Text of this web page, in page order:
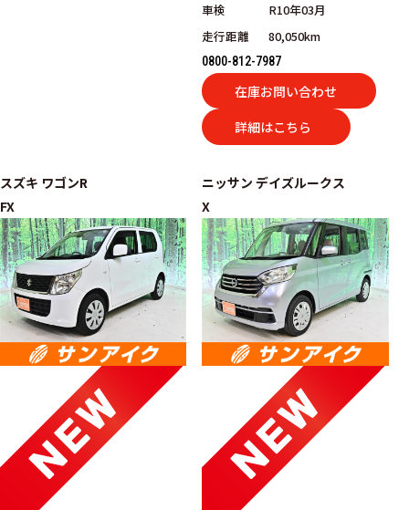
車検
R10年03月
走行距離
80,050km
0800-812-7987
在庫お問い合わせ
詳細はこちら
スズキ ワゴンR
FX
ニッサン デイズルークス
X